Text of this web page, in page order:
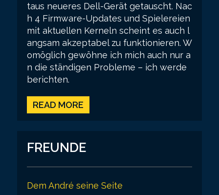
taus neueres Dell-Gerät getauscht. Nac
h 4 Firmware-Updates und Spielereien
mit aktuellen Kerneln scheint es auch l
angsam akzeptabel zu funktionieren. W
omöglich gewöhne ich mich auch nur a
n die ständigen Probleme – ich werde
berichten.
READ MORE
FREUNDE
Dem André seine Seite